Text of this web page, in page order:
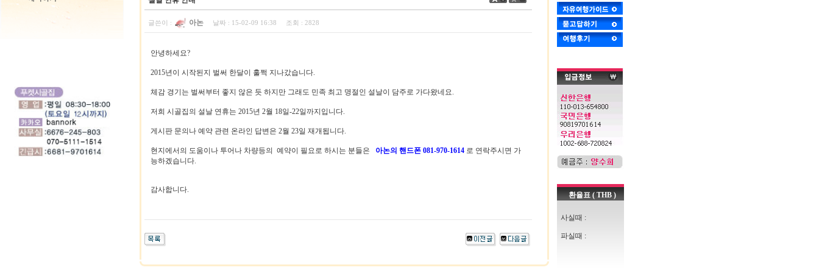
글쓴이 : 아논 날짜 : 15-02-09 16:38 조회 : 2828
안녕하세요?
2015년이 시작된지 벌써 한달이 훌쩍 지나갔습니다.
체감 경기는 벌써부터 좋지 않은 듯 하지만 그래도 민족 최고 명절인 설날이 담주로 가다왔네요.
저희 시골집의 설날 연휴는 2015년 2월 18일-22일까지입니다.
게시판 문의나 예약 관련 온라인 답변은 2월 23일 재개됩니다.
현지에서의 도움이나 투어나 차량등의 예약이 필요로 하시는 분들은 아논의 핸드폰 081-970-1614 로 연락주시면 가
능하겠습니다.
감사합니다.
환율표 ( THB )
사실때 :
파실때 :